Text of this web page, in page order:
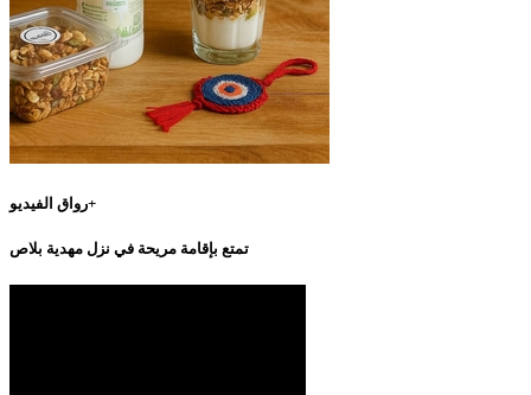
رواق الفيديو+
تمتع بإقامة مريحة في نزل مهدية بلاص